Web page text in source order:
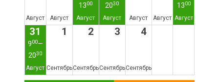
Август Август
1300
Август
2030
Август Август Август
1300
Август
31
900—
2030
Август
1
Сентябрь
2
Сентябрь
3
Сентябрь
4
Сентябрь